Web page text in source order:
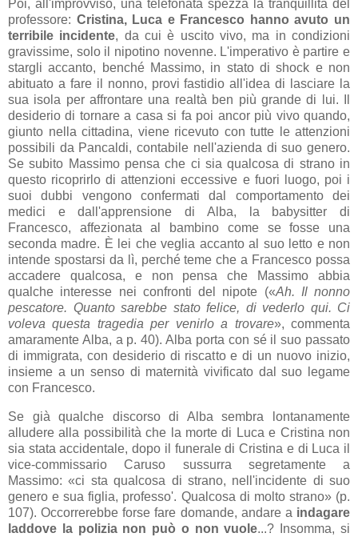
Poi, all'improvviso, una telefonata spezza la tranquillità del
professore: Cristina, Luca e Francesco hanno avuto un
terribile incidente, da cui è uscito vivo, ma in condizioni
gravissime, solo il nipotino novenne. L'imperativo è partire e
stargli accanto, benché Massimo, in stato di shock e non
abituato a fare il nonno, provi fastidio all'idea di lasciare la
sua isola per affrontare una realtà ben più grande di lui. Il
desiderio di tornare a casa si fa poi ancor più vivo quando,
giunto nella cittadina, viene ricevuto con tutte le attenzioni
possibili da Pancaldi, contabile nell'azienda di suo genero.
Se subito Massimo pensa che ci sia qualcosa di strano in
questo ricoprirlo di attenzioni eccessive e fuori luogo, poi i
suoi dubbi vengono confermati dal comportamento dei
medici e dall'apprensione di Alba, la babysitter di
Francesco, affezionata al bambino come se fosse una
seconda madre. È lei che veglia accanto al suo letto e non
intende spostarsi da lì, perché teme che a Francesco possa
accadere qualcosa, e non pensa che Massimo abbia
qualche interesse nei confronti del nipote («Ah. Il nonno
pescatore. Quanto sarebbe stato felice, di vederlo qui. Ci
voleva questa tragedia per venirlo a trovare», commenta
amaramente Alba, a p. 40). Alba porta con sé il suo passato
di immigrata, con desiderio di riscatto e di un nuovo inizio,
insieme a un senso di maternità vivificato dal suo legame
con Francesco.
Se già qualche discorso di Alba sembra lontanamente
alludere alla possibilità che la morte di Luca e Cristina non
sia stata accidentale, dopo il funerale di Cristina e di Luca il
vice-commissario Caruso sussurra segretamente a
Massimo: «ci sta qualcosa di strano, nell'incidente di suo
genero e sua figlia, professo'. Qualcosa di molto strano» (p.
107). Occorrerebbe forse fare domande, andare a indagare
laddove la polizia non può o non vuole...? Insomma, si